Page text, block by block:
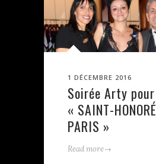
1 DÉCEMBRE 2016
Soirée Arty pour
« SAINT-HONORÉ
PARIS »
Read more→